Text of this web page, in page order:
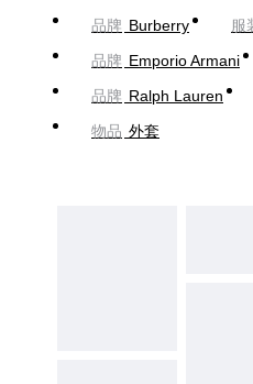
品牌 Burberry 服
品牌 Emporio Armani
品牌 Ralph Lauren
物品 外套